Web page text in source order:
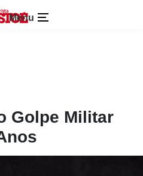
Menu
Golpe Militar